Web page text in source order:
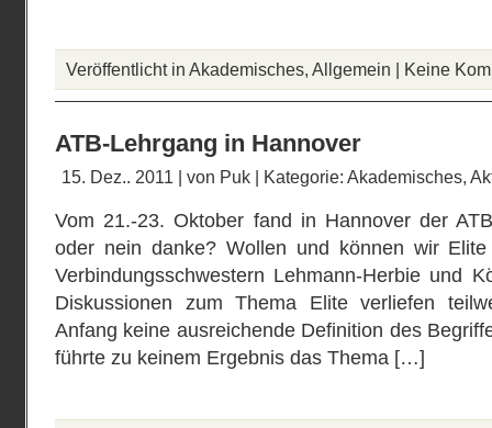
Veröffentlicht in Akademisches, Allgemein | Keine
ATB-Lehrgang in Hannover
15. Dez.. 2011 | von Puk | Kategorie: Akademisches,
Vom 21.-23. Oktober fand in Hannover der
oder nein danke? Wollen und können wir
Verbindungsschwestern Lehmann-Herbie und
Diskussionen zum Thema Elite verliefen
Anfang keine ausreichende Definition des
führte zu keinem Ergebnis das Thema […]